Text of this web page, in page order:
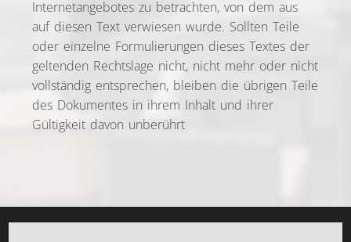
Internetangebotes zu betrachten, von dem aus
auf diesen Text verwiesen wurde. Sollten Teile
oder einzelne Formulierungen dieses Textes der
geltenden Rechtslage nicht, nicht mehr oder nicht
vollständig entsprechen, bleiben die übrigen Teile
des Dokumentes in ihrem Inhalt und ihrer
Gültigkeit davon unberührt